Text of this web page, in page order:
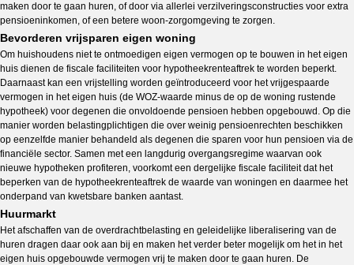
maken door te gaan huren, of door via allerlei verzilveringsconstructies voor extra
pensioeninkomen, of een betere woon-zorgomgeving te zorgen.
Bevorderen vrijsparen eigen woning
Om huishoudens niet te ontmoedigen eigen vermogen op te bouwen in het eigen
huis dienen de fiscale faciliteiten voor hypotheekrenteaftrek te worden beperkt.
Daarnaast kan een vrijstelling worden geïntroduceerd voor het vrijgespaarde
vermogen in het eigen huis (de WOZ-waarde minus de op de woning rustende
hypotheek) voor degenen die onvoldoende pensioen hebben opgebouwd. Op die
manier worden belastingplichtigen die over weinig pensioenrechten beschikken
op eenzelfde manier behandeld als degenen die sparen voor hun pensioen via de
financiële sector. Samen met een langdurig overgangsregime waarvan ook
nieuwe hypotheken profiteren, voorkomt een dergelijke fiscale faciliteit dat het
beperken van de hypotheekrenteaftrek de waarde van woningen en daarmee het
onderpand van kwetsbare banken aantast.
Huurmarkt
Het afschaffen van de overdrachtbelasting en geleidelijke liberalisering van de
huren dragen daar ook aan bij en maken het verder beter mogelijk om het in het
eigen huis opgebouwde vermogen vrij te maken door te gaan huren. De